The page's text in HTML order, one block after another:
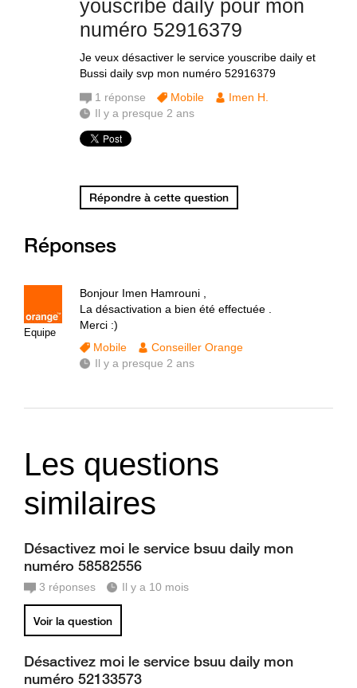
youscribe daily pour mon
numéro 52916379
Je veux désactiver le service youscribe daily et
Bussi daily svp mon numéro 52916379
1 réponse Mobile
Imen H.
Il y a presque 2 ans
Répondre à cette question
Réponses
Equipe
Bonjour Imen Hamrouni ,
La désactivation a bien été effectuée .
Merci :)
Mobile
Conseiller Orange
Il y a presque 2 ans
Les questions
similaires
Désactivez moi le service bsuu daily mon
numéro 58582556
3 réponses Il y a 10 mois
Voir la question
Désactivez moi le service bsuu daily mon
numéro 52133573